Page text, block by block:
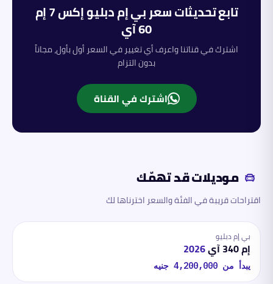
تابع تحديثات سعربي إم دبليو إكس 7 إم
60 آي
اشترك في قناتنا واعرف أي تغيير في السعر أول بأول، مجاناً
بدون التزام
اشترك في القناة
موديلات قد تهمّك
اقتراحات قريبة في الفئة والسعر اخترناها لك
بي إم دبليو
إم 340 آي 2026
يبدأ من 4,200,000 جنيه